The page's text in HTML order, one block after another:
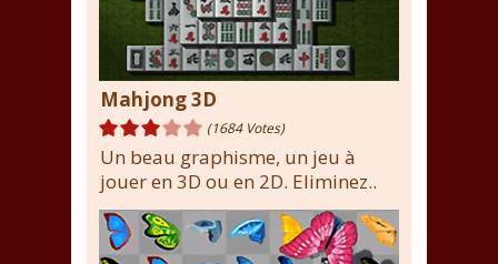
Mahjong 3D
(1684 Votes)
Un beau graphisme, un jeu à
jouer en 3D ou en 2D. Eliminez..